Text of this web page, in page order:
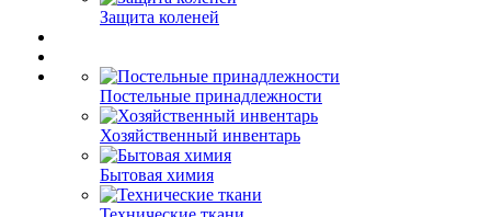
Защита коленей
Постельные принадлежности
Хозяйственный инвентарь
Бытовая химия